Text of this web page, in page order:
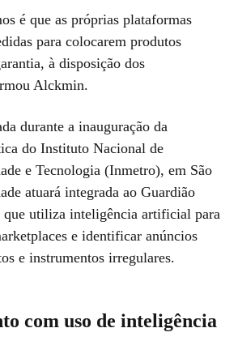
é que as próprias plataformas
para colocarem produtos
à disposição dos
Alckmin.
durante a inauguração da
do Instituto Nacional de
e Tecnologia (Inmetro), em São
atuará integrada ao Guardião
utiliza inteligência artificial para
e identificar anúncios
e instrumentos irregulares.
com uso de inteligência